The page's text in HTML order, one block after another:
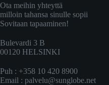
Ota meihin yhteyttä
milloin tahansa sinulle sopii
Sovitaan tapaaminen!
Bulevardi 3 B
00120 HELSINKI
Puh : +358 10 420 8900
Email : palvelu@sunglobe.net